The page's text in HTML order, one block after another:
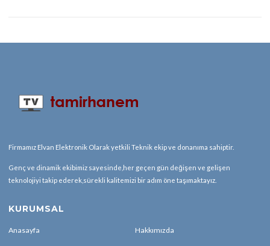
Firmamız Elvan Elektronik Olarak yetkili Teknik ekip ve donanıma sahiptir.
Genç ve dinamik ekibimiz sayesinde,her geçen gün değişen ve gelişen
teknolojiyi takip ederek,sürekli kalitemizi bir adım öne taşımaktayız.
KURUMSAL
Anasayfa Hakkımızda